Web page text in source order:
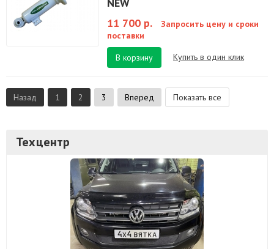
11 700 р.
Запросить цену и сроки
поставки
В корзину
Купить в один клик
Назад 1 2 3 Вперед Показать все
Техцентр